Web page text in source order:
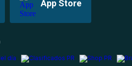
App Store